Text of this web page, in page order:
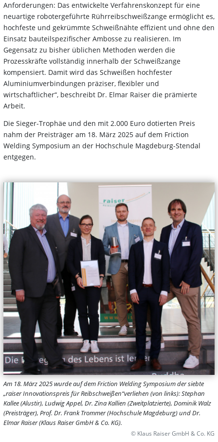
Anforderungen: Das entwickelte Verfahrenskonzept für eine
neuartige robotergeführte Rührreibschweißzange ermöglicht es,
hochfeste und gekrümmte Schweißnähte effizient und ohne den
Einsatz bauteilspezifischer Ambosse zu realisieren. Im
Gegensatz zu bisher üblichen Methoden werden die
Prozesskräfte vollständig innerhalb der Schweißzange
kompensiert. Damit wird das Schweißen hochfester
Aluminiumverbindungen präziser, flexibler und
wirtschaftlicher“, beschreibt Dr. Elmar Raiser die prämierte
Arbeit.
Die Sieger-Trophäe und den mit 2.000 Euro dotierten Preis
nahm der Preisträger am 18. März 2025 auf dem Friction
Welding Symposium an der Hochschule Magdeburg-Stendal
entgegen.
Am 18. März 2025 wurde auf dem Friction Welding Symposium der siebte
„raiser Innovationspreis für Reibschweißen“verliehen (von links): Stephan
Kallee (Alustir), Ludwig Appel, Dr. Zina Kallien (Zweitplatzierte), Dominik Walz
(Preisträger), Prof. Dr. Frank Trommer (Hochschule Magdeburg) und Dr.
Elmar Raiser (Klaus Raiser GmbH & Co. KG).
© Klaus Raiser GmbH & Co. KG